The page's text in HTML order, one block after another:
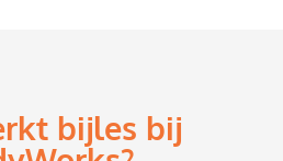
bijles bij